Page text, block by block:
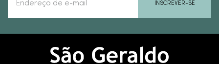
INSCREVER-SE